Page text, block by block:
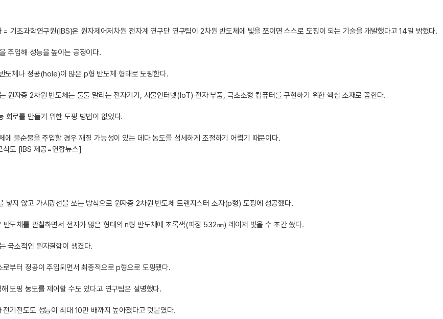
기초과학연구원(IBS)은 원자제어저차원 전자계 연구단 연구팀이 2차원 반도체에 빛을 쪼이면 스스로 도핑이 되는 기술을 개발했다고 14일 밝혔다.
주입해 성능을 높이는 공정이다.
도체나 정공(hole)이 많은 p형 반도체 형태로 도핑한다.
원자층 2차원 반도체는 둘둘 말리는 전자기기, 사물인터넷(IoT) 전자 부품, 극초소형 컴퓨터를 구현하기 위한 핵심 소재로 꼽힌다.
회로를 만들기 위한 도핑 방법이 없었다.
에 불순물을 주입할 경우 깨질 가능성이 있는 데다 농도를 섬세하게 조절하기 어렵기 때문이다.
식도 [IBS 제공=연합뉴스]
넣지 않고 가시광선을 쏘는 방식으로 원자층 2차원 반도체 트랜지스터 소자(p형) 도핑에 성공했다.
도체를 관찰하면서 전자가 많은 형태의 n형 반도체에 초록색(파장 532㎚) 레이저 빛을 수 초간 쐈다.
국소적인 원자결함이 생겼다.
로부터 정공이 주입되면서 최종적으로 p형으로 도핑됐다.
도핑 농도를 제어할 수도 있다고 연구팀은 설명했다.
기전도도 성능이 최대 10만 배까지 높아졌다고 덧붙였다.